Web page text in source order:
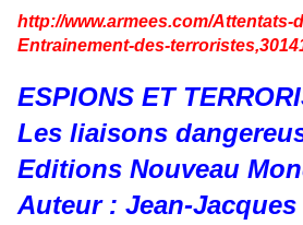
http://www.armees.com/Attentats-
Entrainement-des-
ESPIONS ET
Les liaisons
Editions Nouveau
Auteur : Jean-Jacques